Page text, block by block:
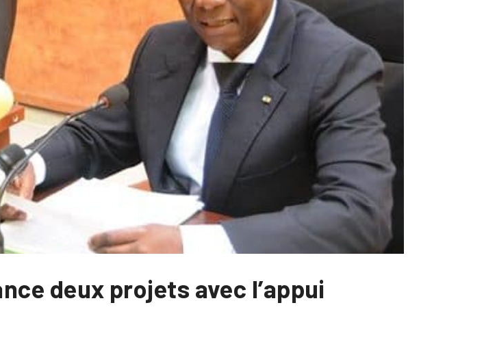
deux projets avec l’appui